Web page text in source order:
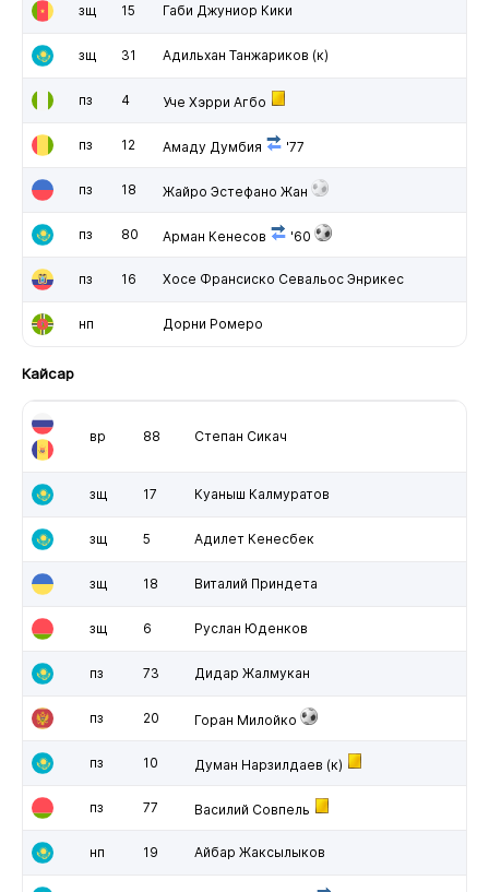
зщ 15 Габи Джуниор Кики
зщ 31 Адильхан Танжариков (к)
пз 4 Уче Хэрри Агбо
пз 12 Амаду Думбия '77
пз 18 Жайро Эстефано Жан
пз 80 Арман Кенесов '60
пз 16 Хосе Франсиско Севальос Энрикес
нп Дорни Ромеро
Кайсар
вр 88 Степан Сикач
зщ 17 Куаныш Калмуратов
зщ 5 Адилет Кенесбек
зщ 18 Виталий Приндета
зщ 6 Руслан Юденков
пз 73 Дидар Жалмукан
пз 20 Горан Милойко
пз 10 Думан Нарзилдаев (к)
пз 77 Василий Совпель
нп 19 Айбар Жаксылыков